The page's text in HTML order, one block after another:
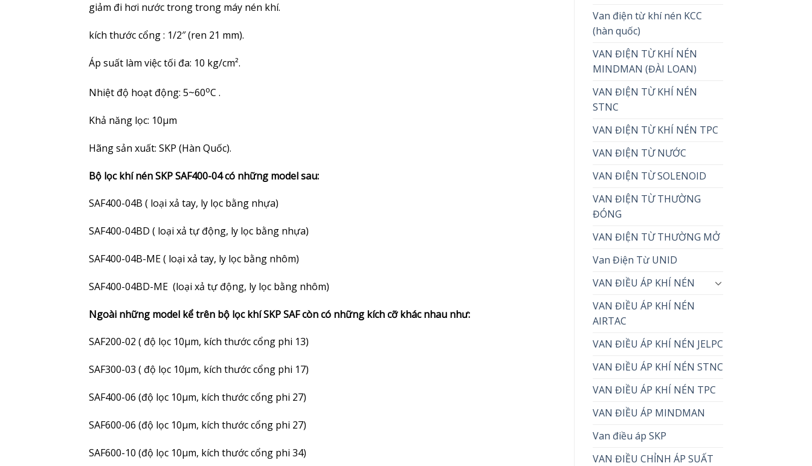
giảm đi hơi nước trong trong máy nén khí.
kích thước cổng : 1/2″ (ren 21 mm).
Áp suất làm việc tối đa: 10 kg/cm².
Nhiệt độ hoạt động: 5~60oC .
Khả năng lọc: 10µm
Hãng sản xuất: SKP (Hàn Quốc).
Bộ lọc khí nén SKP SAF400-04 có những model sau:
SAF400-04B ( loại xả tay, ly lọc bằng nhựa)
SAF400-04BD ( loại xả tự động, ly lọc bằng nhựa)
SAF400-04B-ME ( loại xả tay, ly lọc bằng nhôm)
SAF400-04BD-ME (loại xả tự động, ly lọc bằng nhôm)
Ngoài những model kể trên bộ lọc khí SKP SAF còn có những kích cỡ khác nhau như:
SAF200-02 ( độ lọc 10µm, kích thước cổng phi 13)
SAF300-03 ( độ lọc 10µm, kích thước cổng phi 17)
SAF400-06 (độ lọc 10µm, kích thước cổng phi 27)
SAF600-06 (độ lọc 10µm, kích thước cổng phi 27)
SAF600-10 (độ lọc 10µm, kích thước cổng phi 34)
Van điện từ khí nén KCC
(hàn quốc)
VAN ĐIỆN TỪ KHÍ NÉN
MINDMAN (ĐÀI LOAN)
VAN ĐIỆN TỪ KHÍ NÉN
STNC
VAN ĐIỆN TỪ KHÍ NÉN TPC
VAN ĐIỆN TỪ NƯỚC
VAN ĐIỆN TỪ SOLENOID
VAN ĐIỆN TỪ THƯỜNG
ĐÓNG
VAN ĐIỆN TỪ THƯỜNG MỞ
Van Điện Từ UNID
VAN ĐIỀU ÁP KHÍ NÉN
VAN ĐIỀU ÁP KHÍ NÉN
AIRTAC
VAN ĐIỀU ÁP KHÍ NÉN JELPC
VAN ĐIỀU ÁP KHÍ NÉN STNC
VAN ĐIỀU ÁP KHÍ NÉN TPC
VAN ĐIỀU ÁP MINDMAN
Van điều áp SKP
VAN ĐIỀU CHỈNH ÁP SUẤT